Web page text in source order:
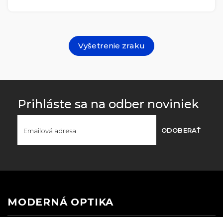
Vyšetrenie zraku
Prihláste sa na odber noviniek
ODOBERAŤ
MODERNÁ OPTIKA